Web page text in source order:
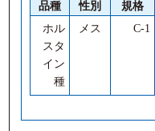
品種
性別 規格
ホル
スタ
イン
種
メス C-1